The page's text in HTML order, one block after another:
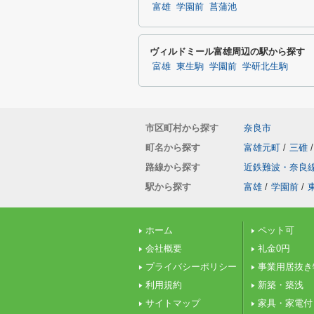
富雄 学園前 菖蒲池
ヴィルドミール富雄周辺の駅から探す
富雄 東生駒 学園前 学研北生駒
市区町村から探す
奈良市
町名から探す
富雄元町 / 三碓 /
路線から探す
近鉄難波・奈良
駅から探す
富雄 / 学園前 /
ホーム
会社概要
プライバシーポリシー
利用規約
サイトマップ
ペット可
礼金0円
事業用居抜
新築・築浅
家具・家電付